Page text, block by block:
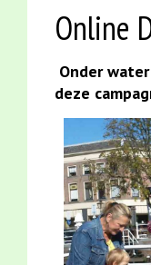
Online
Onder
deze